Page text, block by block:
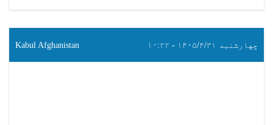
چهارشنبه ۱۴۰۵/۴/۳۱ - ۱۰:۲۲ Kabul Afghanistan